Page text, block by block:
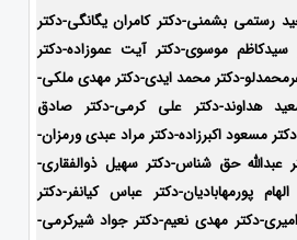
رستمی بشمنی-دکتر کامران یگانگی-دکتر
سیدکاظم موسوی-دکتر آیت عموزاده-دکتر
دکتر محمد ایدی-دکتر مهدی ملکی-
هداوند-دکتر علی کرمی-دکتر صادق
مسعود اکبرزاده-دکتر مراد عبدی ورمزان-
عبدالله حق شناس-دکتر سهیل ذوالفقاری-
پورمهابادیان-دکتر عباس کیانفر-دکتر
دکتر مهدی نعیم-دکتر جواد شیرکرمی-